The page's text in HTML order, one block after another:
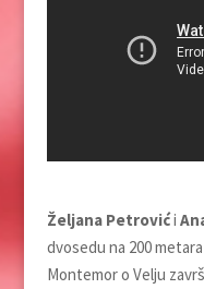
Željana Petrovići
dvosedu na 200
Montemor o Velju